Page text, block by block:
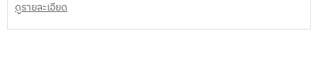
ดูรายละเอียด